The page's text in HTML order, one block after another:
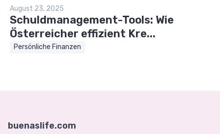
August 23, 2025
Schuldmanagement-Tools: Wie
Österreicher effizient Kre...
Persönliche Finanzen
buenaslife.com